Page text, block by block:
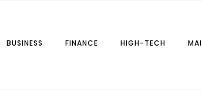
BUSINESS FINANCE HIGH-TECH